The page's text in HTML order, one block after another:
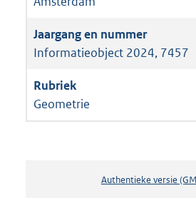
Informatieobject 2024, 7457
Geometrie
Authentieke versie